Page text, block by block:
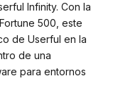
Infinity. Con la
500, este
de Userful en la
de una
para entornos